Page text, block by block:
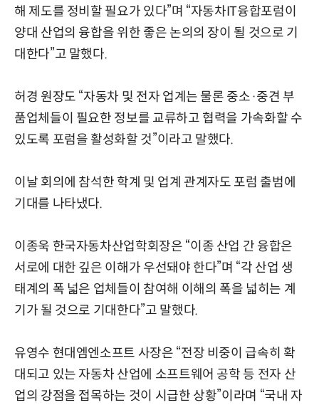
해 제도를 정비할 필요가 있다”며 “자동차IT융합포럼이
양대 산업의 융합을 위한 좋은 논의의 장이 될 것으로 기
대한다”고 말했다.
허경 원장도 “자동차 및 전자 업계는 물론 중소·중견 부
품업체들이 필요한 정보를 교류하고 협력을 가속화할 수
있도록 포럼을 활성화할 것”이라고 말했다.
이날 회의에 참석한 학계 및 업계 관계자도 포럼 출범에
기대를 나타냈다.
이종욱 한국자동차산업학회장은 “이종 산업 간 융합은
서로에 대한 깊은 이해가 우선돼야 한다”며 “각 산업 생
태계의 폭 넓은 업체들이 참여해 이해의 폭을 넓히는 계
기가 될 것으로 기대한다”고 말했다.
유영수 현대엠엔소프트 사장은 “전장 비중이 급속히 확
대되고 있는 자동차 산업에 소프트웨어 공학 등 전자 산
업의 강점을 접목하는 것이 시급한 상황”이라며 “국내 자